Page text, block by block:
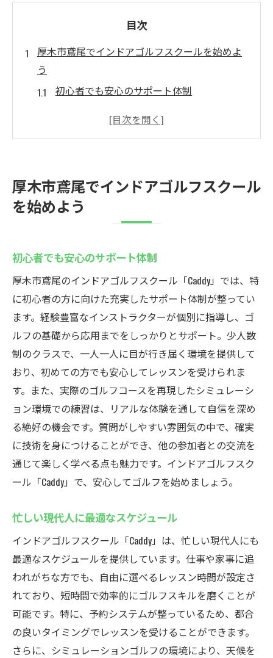
目次
厚木市鳶尾でインドアゴルフスクールを始めよ
う
初心者でも安心のサポート体制
忙しい現代人に最適なスケジュール
インドアゴルフの正しいスイング練習法
インドアゴルフスクールcaddyで世界中のコース
世界の名コースを体感する方法
シミュレーションゴルフの魅力
リアルなプレイ体験を追求
多様なコース選択で飽きない練習
スコアアップに直結する秘訣
初心者から上級者まで楽しめるコース
厚木市鳶尾のインドアゴルフスクールでスキル
アップ
個々のレベルに合わせたレッスン
スキルアップのための練習メニュー
プロフェッショナルなコーチ陣の紹介
デジタル技術を活用した分析
練習後のフィードバックと改善策
最新技術でゴルフを楽しむ方法
最新シミュレーション技術の活用例
デジタルデバイスとゴルフの融合
スイングをデータで解析
テクノロジーがもたらす新たなゴルフ体験
リアルタイムでのパフォーマンス改善
厚木市鳶尾でインドアゴルフスクール
を始めよう
初心者でも安心のサポート体制
厚木市鳶尾のインドアゴルフスクール「Caddy」では、特
に初心者の方に向けた充実したサポート体制が整ってい
ます。経験豊富なインストラクターが個別に指導し、ゴ
ルフの基礎から応用までをしっかりとサポート。少人数
制のクラスで、一人一人に目が行き届く環境を提供して
おり、初めての方でも安心してレッスンを受けられま
す。また、実際のゴルフコースを再現したシミュレーシ
ョン環境での練習は、リアルな体験を通して自信を深め
る絶好の機会です。質問がしやすい雰囲気の中で、確実
に技術を身につけることができ、他の参加者との交流を
通じて楽しく学べる点も魅力です。インドアゴルフスク
ール「Caddy」で、安心してゴルフを始めましょう。
忙しい現代人に最適なスケジュール
インドアゴルフスクール「Caddy」は、忙しい現代人にも
最適なスケジュールを提供しています。仕事や家事に追
われがちな方でも、自由に選べるレッスン時間が設定さ
れており、短時間で効率的にゴルフスキルを磨くことが
可能です。特に、予約システムが整っているため、都合
の良いタイミングでレッスンを受けることができます。
さらに、シミュレーションゴルフの環境により、天候を